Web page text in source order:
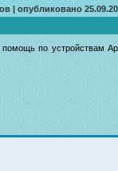
|опубликовано
помощь по устройствам